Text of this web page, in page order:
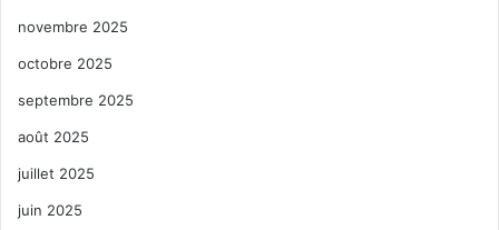
novembre 2025
octobre 2025
septembre 2025
août 2025
juillet 2025
juin 2025